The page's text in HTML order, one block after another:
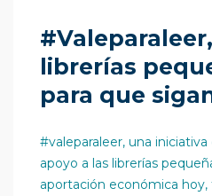
librerías
para que
#valeparaleer, una
apoyo a las librerías
aportación económica